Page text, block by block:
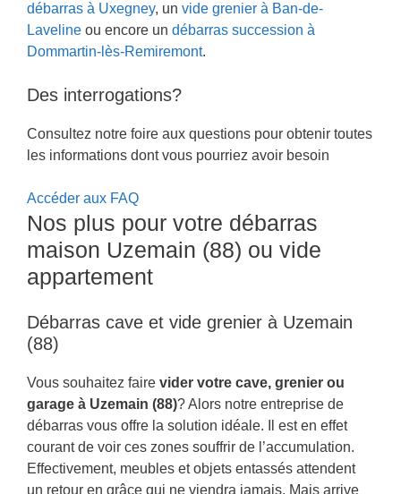
débarras à Uxegney, un vide grenier à Ban-de-
Laveline ou encore un débarras succession à
Dommartin-lès-Remiremont.
Des interrogations?
Consultez notre foire aux questions pour obtenir toutes
les informations dont vous pourriez avoir besoin
Accéder aux FAQ
Nos plus pour votre débarras
maison Uzemain (88) ou vide
appartement
Débarras cave et vide grenier à Uzemain
(88)
Vous souhaitez faire vider votre cave, grenier ou
garage à Uzemain (88)? Alors notre entreprise de
débarras vous offre la solution idéale. Il est en effet
courant de voir ces zones souffrir de l’accumulation.
Effectivement, meubles et objets entassés attendent
un retour en grâce qui ne viendra jamais. Mais arrive